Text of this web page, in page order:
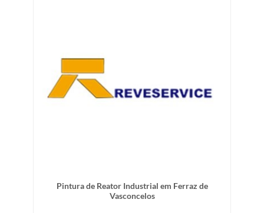
Pintura de Reator Industrial em Ferraz de
Vasconcelos